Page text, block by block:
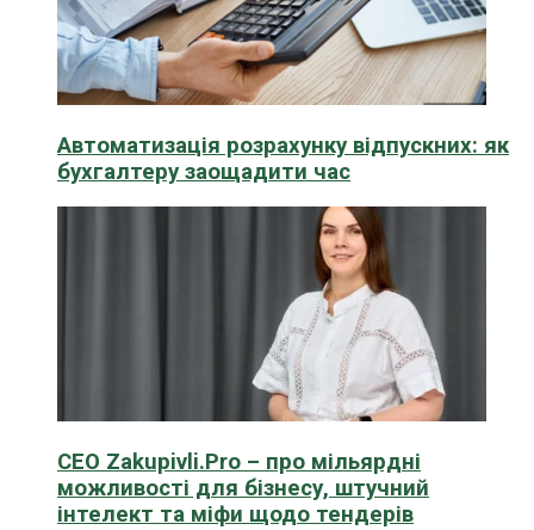
Автоматизація розрахунку відпускних: як
бухгалтеру заощадити час
CEO Zakupivli.Pro – про мільярдні
можливості для бізнесу, штучний
інтелект та міфи щодо тендерів